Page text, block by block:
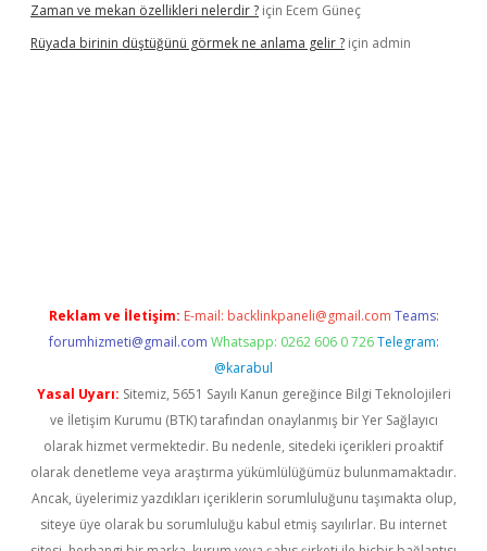
Zaman ve mekan özellikleri nelerdir ? için Ecem Güneç
Rüyada birinin düştüğünü görmek ne anlama gelir ? için admin
Reklam ve İletişim: E-mail: backlinkpaneli@gmail.com Teams:
forumhizmeti@gmail.com Whatsapp: 0262 606 0 726 Telegram:
@karabul
Yasal Uyarı: Sitemiz, 5651 Sayılı Kanun gereğince Bilgi Teknolojileri
ve İletişim Kurumu (BTK) tarafından onaylanmış bir Yer Sağlayıcı
olarak hizmet vermektedir. Bu nedenle, sitedeki içerikleri proaktif
olarak denetleme veya araştırma yükümlülüğümüz bulunmamaktadır.
Ancak, üyelerimiz yazdıkları içeriklerin sorumluluğunu taşımakta olup,
siteye üye olarak bu sorumluluğu kabul etmiş sayılırlar. Bu internet